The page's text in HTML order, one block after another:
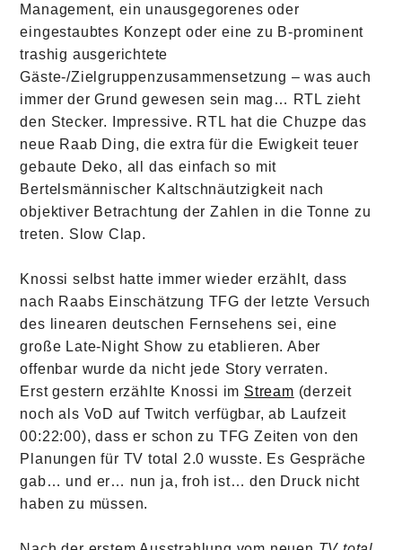
Management, ein unausgegorenes oder
eingestaubtes Konzept oder eine zu B-prominent
trashig ausgerichtete
Gäste-/Zielgruppenzusammensetzung – was auch
immer der Grund gewesen sein mag… RTL zieht
den Stecker. Impressive. RTL hat die Chuzpe das
neue Raab Ding, die extra für die Ewigkeit teuer
gebaute Deko, all das einfach so mit
Bertelsmännischer Kaltschnäutzigkeit nach
objektiver Betrachtung der Zahlen in die Tonne zu
treten. Slow Clap.
Knossi selbst hatte immer wieder erzählt, dass
nach Raabs Einschätzung TFG der letzte Versuch
des linearen deutschen Fernsehens sei, eine
große Late-Night Show zu etablieren. Aber
offenbar wurde da nicht jede Story verraten.
Erst gestern erzählte Knossi im Stream (derzeit
noch als VoD auf Twitch verfügbar, ab Laufzeit
00:22:00), dass er schon zu TFG Zeiten von den
Planungen für TV total 2.0 wusste. Es Gespräche
gab… und er… nun ja, froh ist… den Druck nicht
haben zu müssen.